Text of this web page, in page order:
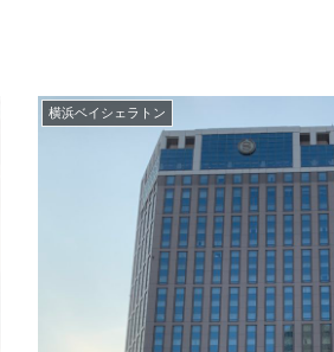
横浜ベイシェラトン